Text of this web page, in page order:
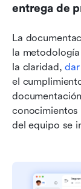
entrega de
La
la
la claridad,
el
conocimientos
del equipo se